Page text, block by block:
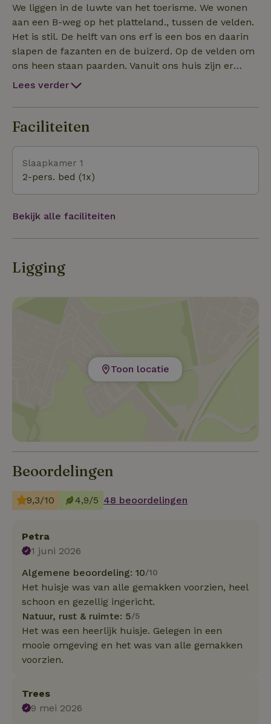
openslaande tuindeuren (met hordeur) loop je je
eigen tuin in (gras en terras). De tuin ligt op het
zuiden. We hebben op ons erf vier huisjes staan die
we verhuren. Dit huis is in het hoogseizoen voor
minimaal een week te huur en in het laagseizoen
kun je dit huis huren voor minimaal drie nachten.
zijn er geen huisdieren toegestaan. De bedden
worden opgemaakt en we leggen handdoeken /
We liggen in de luwte van het toerisme. We wonen
aan een B-weg op het platteland., tussen de velden.
Het is stil. De helft van ons erf is een bos en daarin
slapen de fazanten en de buizerd. Op de velden om
ons heen staan paarden. Vanuit ons huis zijn er
wandelpaden en knooppunten voor fietsers. Het
vertellen waar je oesters kunt rapen , waar de
zeewierexcursie is en waar de zeehonden liggen etc.
Lees verder
Faciliteiten
Slaapkamer 1
2-pers. bed (1x)
Bekijk alle faciliteiten
Ligging
Toon locatie
Beoordelingen
9,3/10 4,9/5 48 beoordelingen
Petra
1 juni 2026
Algemene beoordeling: 10/10
Het huisje was van alle gemakken voorzien, heel
schoon en gezellig ingericht.
Natuur, rust & ruimte: 5/5
Het was een heerlijk huisje. Gelegen in een
mooie omgeving en het was van alle gemakken
voorzien.
Trees
9 mei 2026